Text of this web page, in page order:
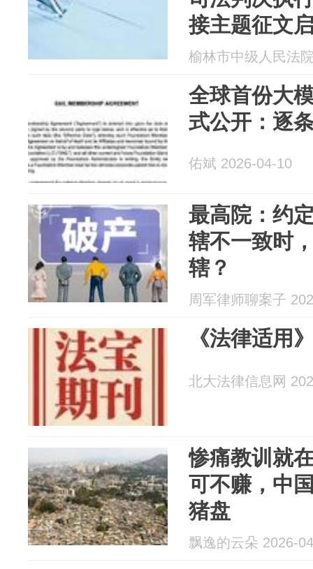
接主题征文
榆林市中级人民法
全球首份大
式公开：逐
佑斌 2026-04-10
最高院：约
辖不一致时
辖？
周军律师聊案子
《法律适用
北大法律信息网
惨痛教训就
可不赚，中
猪盘
飘逸的云朵 2026-